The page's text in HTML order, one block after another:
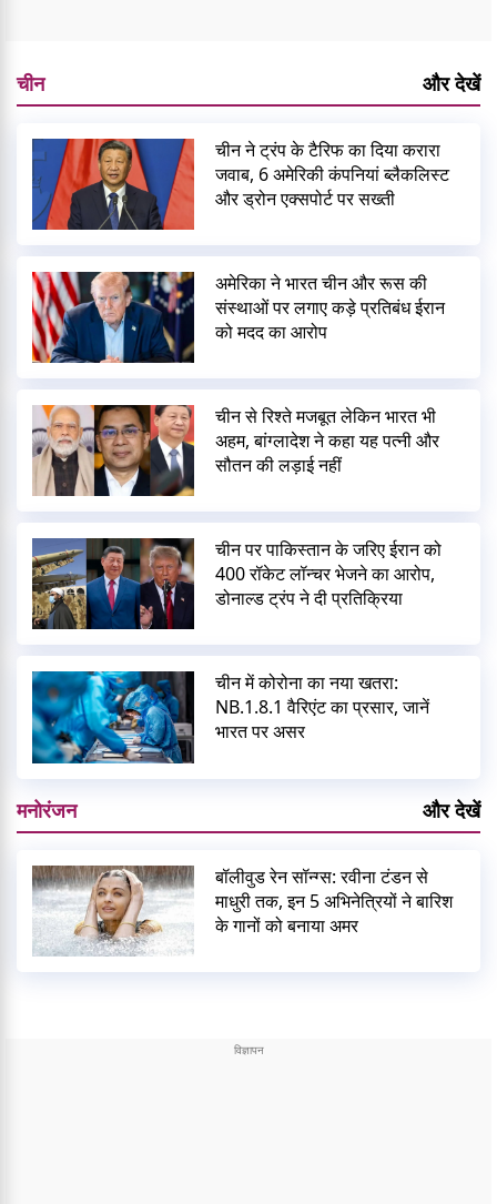
चीन और देखें
चीन ने ट्रंप के टैरिफ का दिया करारा
जवाब, 6 अमेरिकी कंपनियां ब्लैकलिस्ट
और ड्रोन एक्सपोर्ट पर सख्ती
अमेरिका ने भारत चीन और रूस की
संस्थाओं पर लगाए कड़े प्रतिबंध ईरान
को मदद का आरोप
चीन से रिश्ते मजबूत लेकिन भारत भी
अहम, बांग्लादेश ने कहा यह पत्नी और
सौतन की लड़ाई नहीं
चीन पर पाकिस्तान के जरिए ईरान को
400 रॉकेट लॉन्चर भेजने का आरोप,
डोनाल्ड ट्रंप ने दी प्रतिक्रिया
चीन में कोरोना का नया खतरा:
NB.1.8.1 वैरिएंट का प्रसार, जानें
भारत पर असर
मनोरंजन और देखें
बॉलीवुड रेन सॉन्ग्स: रवीना टंडन से
माधुरी तक, इन 5 अभिनेत्रियों ने बारिश
के गानों को बनाया अमर